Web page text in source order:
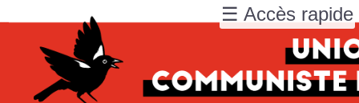
☰ Accès rapide